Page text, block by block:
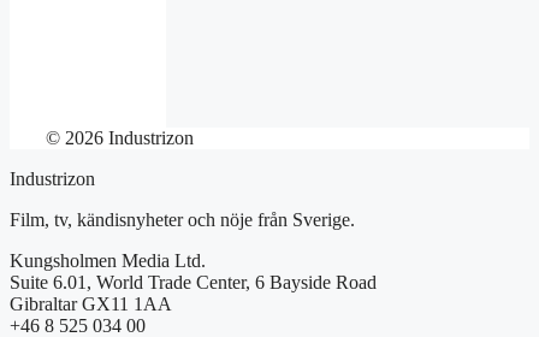
© 2026 Industrizon
Industrizon
Film, tv, kändisnyheter och nöje från Sverige.
Kungsholmen Media Ltd.
Suite 6.01, World Trade Center, 6 Bayside Road
Gibraltar GX11 1AA
+46 8 525 034 00